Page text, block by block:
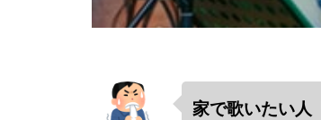
家で歌いたい人